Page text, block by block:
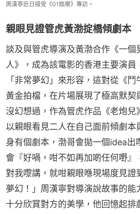
周漢寧近日接受《01娛樂》專訪。
親眼見證管虎黃渤掟橋傾劇本
談及與管虎導演及黃渤合作《一個
人》，成為該電影的香港主要演員
「非常夢幻」來形容，這對從《
黃金拍檔，在片場展現了極高默契
沒幻想過，作為管虎作品《老炮兒
以親眼看見二人在自己面前傾劇本
身有個劇本，渤哥會拋一個idea出
會『好喎，咁不如再加啲任何嘢
對我嚟講，就咁親眼喺現場度見證
夢幻！」周漢寧對導演說故事的能
十分欣賞對方的美學，他回憶起排